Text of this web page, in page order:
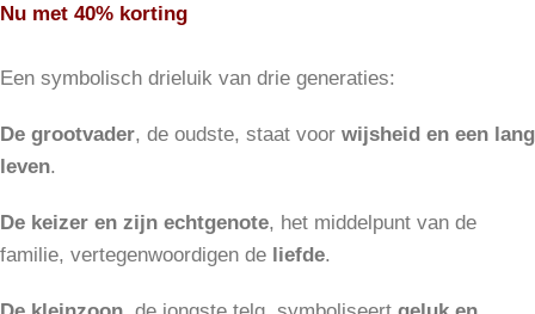
Nu met 40% korting
Een symbolisch drieluik van drie generaties:
De grootvader, de oudste, staat voor wijsheid en een lang
leven.
De keizer en zijn echtgenote, het middelpunt van de
familie, vertegenwoordigen de liefde.